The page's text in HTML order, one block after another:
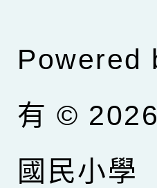
Powered
有 © 2026
國民小學